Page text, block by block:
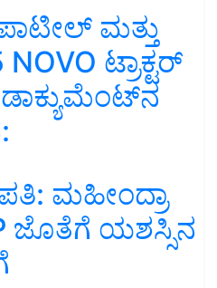
ಮತ್ತು
ಟ್ರಾಕ್ಟರ್
ಮಹೀಂದ್ರಾ
ಜೊತೆಗೆ ಯಶಸ್ಸಿನ